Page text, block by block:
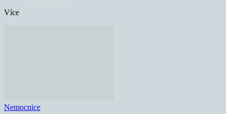
Více
Nemocnice